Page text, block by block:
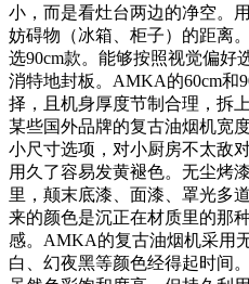
小，而是看灶台两边的净空。
妨碍物（冰箱、柜子）的距离
选90cm款。能够按照视觉偏好
消特地封板。AMKA的60cm和
择，且机身厚度节制合理，拆
某些国外品牌的复古油烟机宽
小尺寸选项，对小厨房不太敌
用久了容易发黄褪色。无尘烤
里，颠末底漆、面漆、罩光多
来的颜色是沉正在材质里的那
感。AMKA的复古油烟机采用
白、幻夜黑等颜色经得起时间